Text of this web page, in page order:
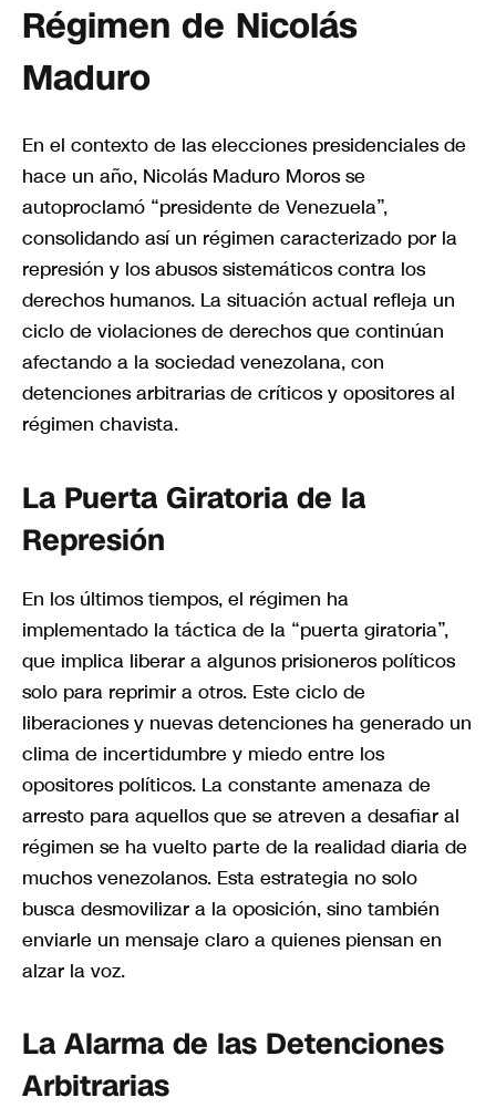
Régimen de Nicolás
Maduro
En el contexto de las elecciones presidenciales de
hace un año, Nicolás Maduro Moros se
autoproclamó “presidente de Venezuela”,
consolidando así un régimen caracterizado por la
represión y los abusos sistemáticos contra los
derechos humanos. La situación actual refleja un
ciclo de violaciones de derechos que continúan
afectando a la sociedad venezolana, con
detenciones arbitrarias de críticos y opositores al
régimen chavista.
La Puerta Giratoria de la
Represión
En los últimos tiempos, el régimen ha
implementado la táctica de la “puerta giratoria”,
que implica liberar a algunos prisioneros políticos
solo para reprimir a otros. Este ciclo de
liberaciones y nuevas detenciones ha generado un
clima de incertidumbre y miedo entre los
opositores políticos. La constante amenaza de
arresto para aquellos que se atreven a desafiar al
régimen se ha vuelto parte de la realidad diaria de
muchos venezolanos. Esta estrategia no solo
busca desmovilizar a la oposición, sino también
enviarle un mensaje claro a quienes piensan en
alzar la voz.
La Alarma de las Detenciones
Arbitrarias